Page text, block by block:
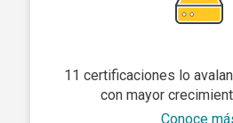
11 certificaciones lo
con mayor
Conoce